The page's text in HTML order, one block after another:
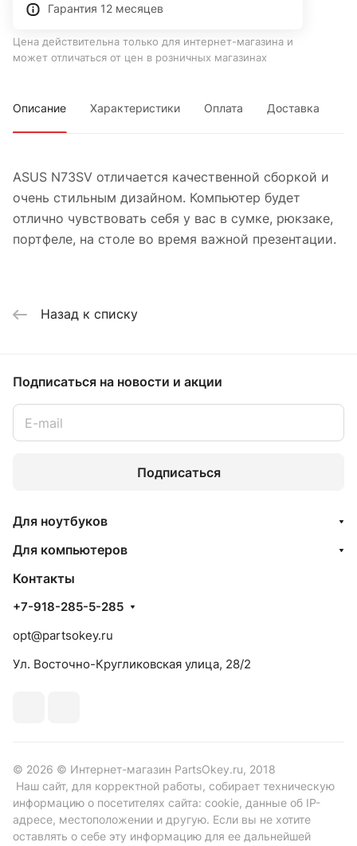
Гарантия 12 месяцев
Цена действительна только для интернет-магазина и
может отличаться от цен в розничных магазинах
Описание Характеристики Оплата Доставка
ASUS N73SV отличается качественной сборкой и
очень стильным дизайном. Компьютер будет
отлично чувствовать себя у вас в сумке, рюкзаке,
портфеле, на столе во время важной презентации.
Назад к списку
Подписаться на новости и акции
Подписаться
Для ноутбуков
Для компьютеров
Контакты
+7-918-285-5-285
opt@partsokey.ru
Ул. Восточно-Кругликовская улица, 28/2
© 2026 © Интернет-магазин PartsOkey.ru, 2018
Наш сайт, для корректной работы, собирает техническую
информацию о посетителях сайта: cookie, данные об IP-
адресе, местоположении и другую. Если вы не хотите
оставлять о себе эту информацию для ее дальнейшей